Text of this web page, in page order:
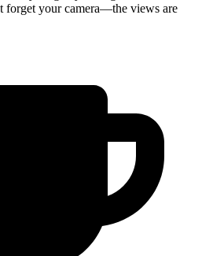
forget your camera—the views are